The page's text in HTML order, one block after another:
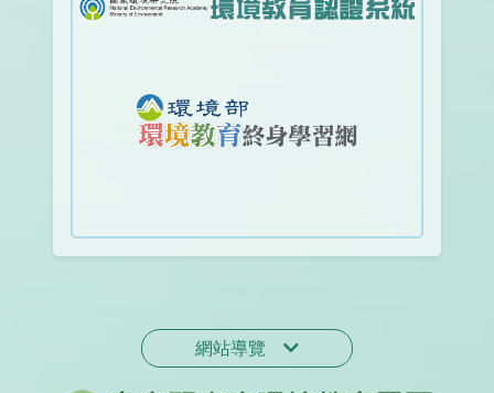
網站導覽